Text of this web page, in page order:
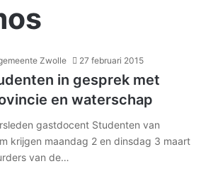
Zwolle 27 februari 2015
in gesprek met
en waterschap
gastdocent Studenten van
krijgen maandag 2 en dinsdag 3 maart
van de…